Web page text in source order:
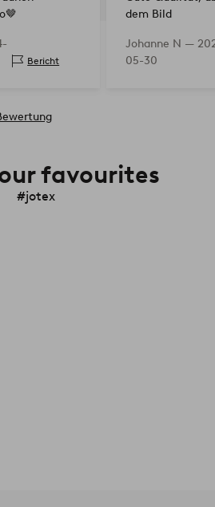
Bericht
dem Bild
Johanne N —
05-30
favourites
#jotex